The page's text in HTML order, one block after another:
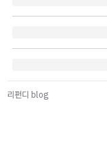
리펀디 blog